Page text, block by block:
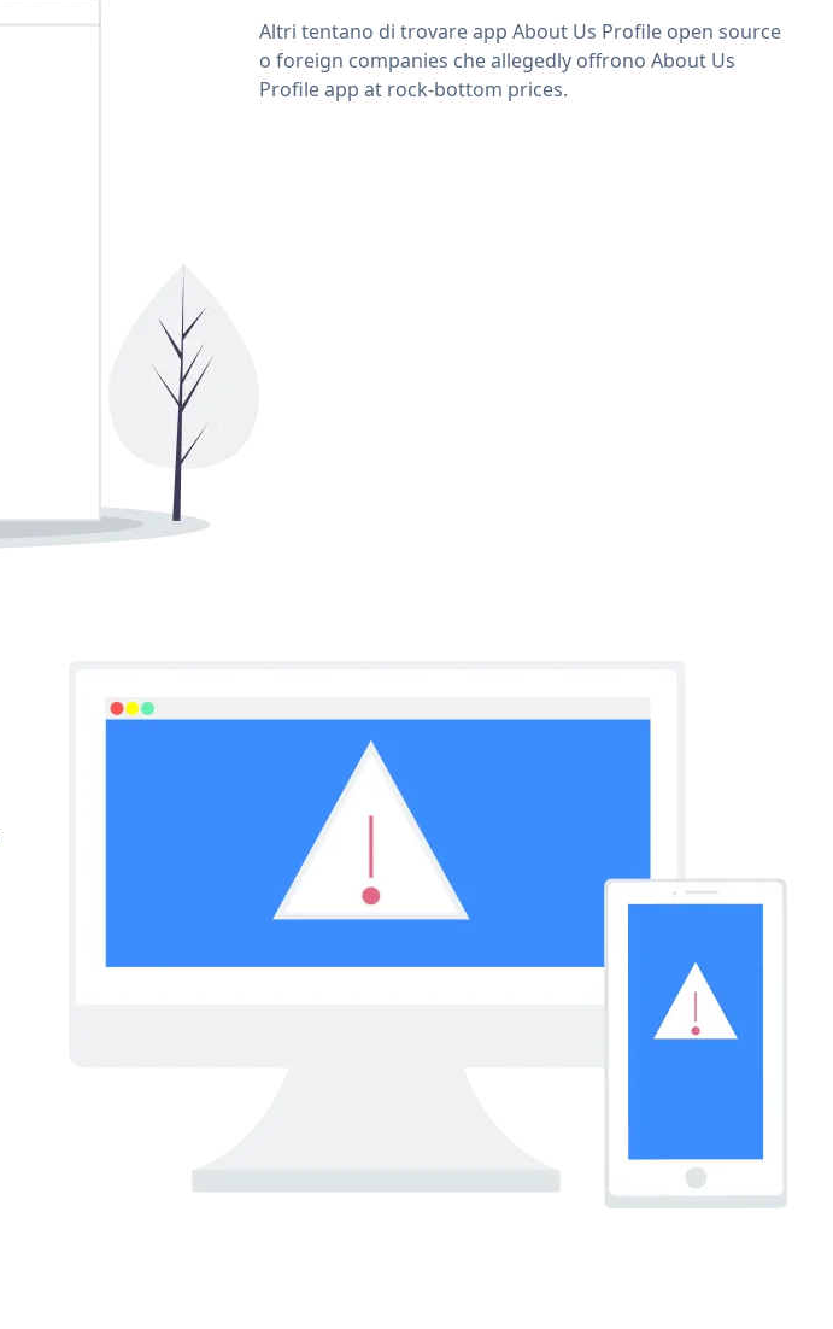
Altri tentano di trovare app About Us Profile open source
o foreign companies che allegedly offrono About Us
Profile app at rock-bottom prices.